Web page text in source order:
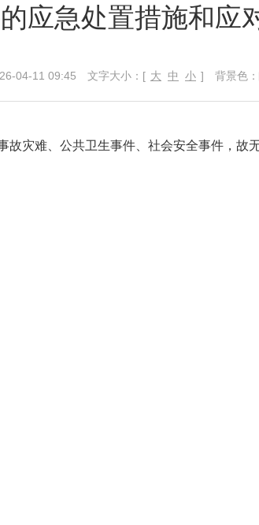
应急处置措施和应
04-11 09:45 文字大小：[ 大 中 小 ] 背景色：
故灾难、公共卫生事件、社会安全事件，故